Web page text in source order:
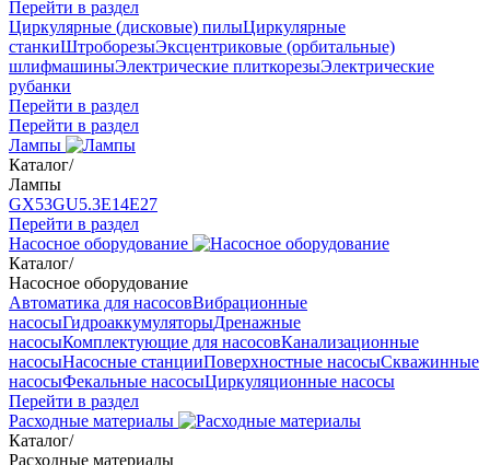
Перейти в раздел
Циркулярные (дисковые) пилыЦиркулярные
станкиШтроборезыЭксцентриковые (орбитальные)
шлифмашиныЭлектрические плиткорезыЭлектрические
рубанки
Перейти в раздел
Перейти в раздел
Лампы
Каталог/
Лампы
GX53GU5.3Е14Е27
Перейти в раздел
Насосное оборудование
Каталог/
Насосное оборудование
Автоматика для насосовВибрационные
насосыГидроаккумуляторыДренажные
насосыКомплектующие для насосовКанализационные
насосыНасосные станцииПоверхностные насосыСкважинные
насосыФекальные насосыЦиркуляционные насосы
Перейти в раздел
Расходные материалы
Каталог/
Расходные материалы